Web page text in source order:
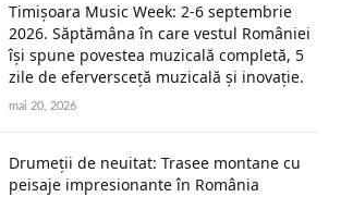
Timișoara Music Week: 2-6 septembrie
2026. Săptămâna în care vestul României
își spune povestea muzicală completă, 5
zile de eferversceță muzicală și inovație.
mai 20, 2026
Drumeții de neuitat: Trasee montane cu
peisaje impresionante în România